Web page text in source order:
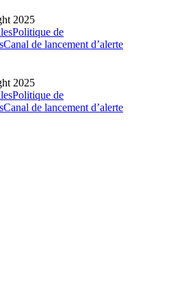
2025
Politique de
Canal de lancement d’alerte
2025
Politique de
Canal de lancement d’alerte